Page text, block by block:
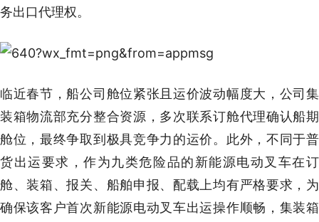
务出口代理权。
临近春节，船公司舱位紧张且运价波动幅度大，公司集
装箱物流部充分整合资源，多次联系订舱代理确认船期
舱位，最终争取到极具竞争力的运价。此外，不同于普
货出运要求，作为九类危险品的新能源电动叉车在订
舱、装箱、报关、船舶申报、配载上均有严格要求，为
确保该客户首次新能源电动叉车出运操作顺畅，集装箱